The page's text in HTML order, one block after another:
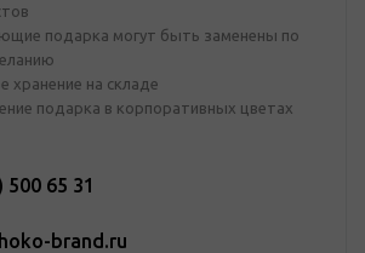
подарка могут быть заменены по
хранение на складе
подарка в корпоративных цветах
500 65 31
brand.ru